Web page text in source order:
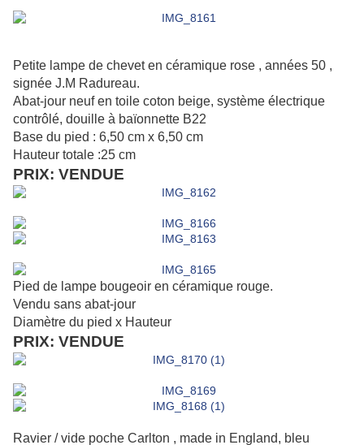
Petite lampe de chevet en céramique rose , années 50 ,
signée J.M Radureau.
Abat-jour neuf en toile coton beige, système électrique
contrôlé, douille à baïonnette B22
Base du pied : 6,50 cm x 6,50 cm
Hauteur totale :25 cm
PRIX: VENDUE
Pied de lampe bougeoir en céramique rouge.
Vendu sans abat-jour
Diamètre du pied x Hauteur
PRIX: VENDUE
Ravier / vide poche Carlton , made in England, bleu